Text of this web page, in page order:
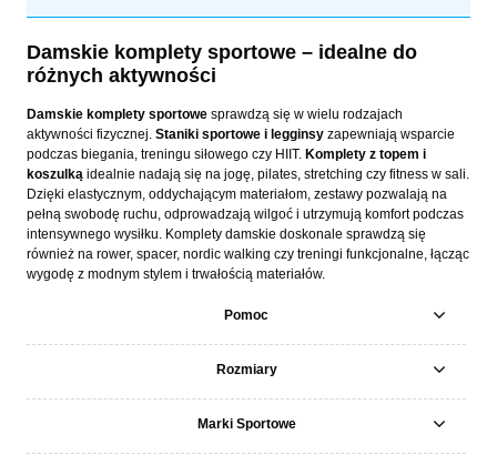
Damskie komplety sportowe – idealne do
różnych aktywności
Damskie komplety sportowe sprawdzą się w wielu rodzajach
aktywności fizycznej. Staniki sportowe i legginsy zapewniają wsparcie
podczas biegania, treningu siłowego czy HIIT. Komplety z topem i
koszulką idealnie nadają się na jogę, pilates, stretching czy fitness w sali.
Dzięki elastycznym, oddychającym materiałom, zestawy pozwalają na
pełną swobodę ruchu, odprowadzają wilgoć i utrzymują komfort podczas
intensywnego wysiłku. Komplety damskie doskonale sprawdzą się
również na rower, spacer, nordic walking czy treningi funkcjonalne, łącząc
wygodę z modnym stylem i trwałością materiałów.
Pomoc
Rozmiary
Marki Sportowe